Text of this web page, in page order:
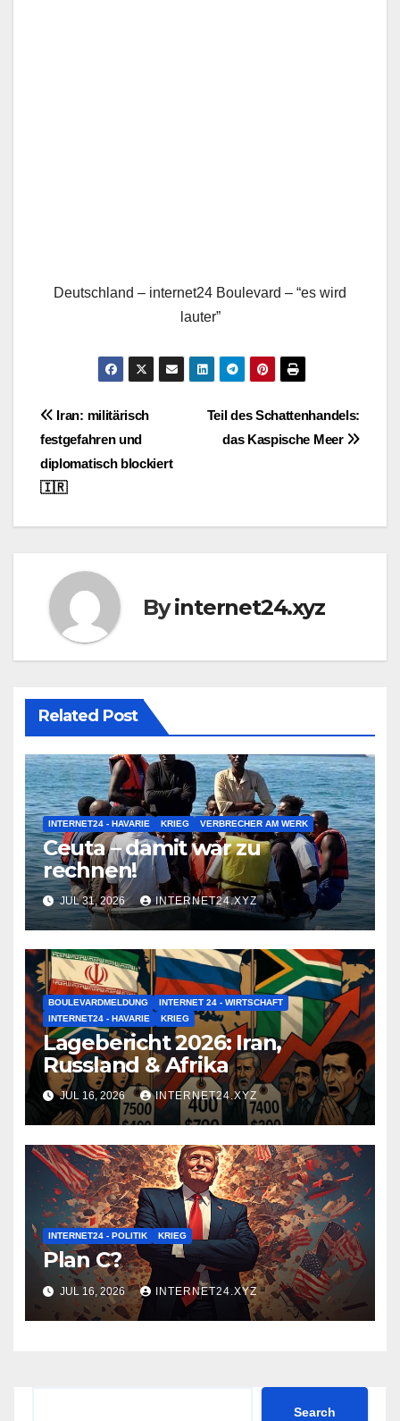
Deutschland – internet24 Boulevard – “es wird
lauter”
Post
navigation
Teil des Schattenhandels:
das Kaspische Meer
Iran: militärisch
festgefahren und
diplomatisch blockiert
🇮🇷
Byinternet24.xyz
Related Post
INTERNET24 - HAVARIE KRIEG VERBRECHER AM WERK
Ceuta – damit war zu
rechnen!
JUL 31, 2026 INTERNET24.XYZ
BOULEVARDMELDUNG
INTERNET 24 - WIRTSCHAFT
INTERNET24 - HAVARIE
KRIEG
Lagebericht 2026: Iran,
Russland & Afrika
JUL 16, 2026 INTERNET24.XYZ
INTERNET24 - POLITIK KRIEG
Plan C?
JUL 16, 2026 INTERNET24.XYZ
Search